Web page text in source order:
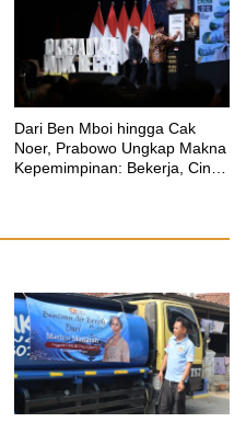
Dari Ben Mboi hingga Cak
Noer, Prabowo Ungkap Makna
Kepemimpinan: Bekerja, Cintai